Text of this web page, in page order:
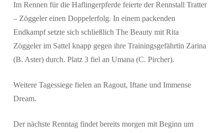
Im Rennen für die Haflingerpferde feierte der Rennstall Tratter
– Zöggeler einen Doppelerfolg. In einem packenden
Endkampf setzte sich schließlich The Beauty mit Rita
Zöggeler im Sattel knapp gegen ihre Trainingsgefährtin Zarina
(B. Aster) durch. Platz 3 fiel an Umana (C. Pircher).
Weitere Tagessiege fielen an Ragout, Iftane und Immense
Dream.
Der nächste Renntag findet bereits morgen mit Beginn um